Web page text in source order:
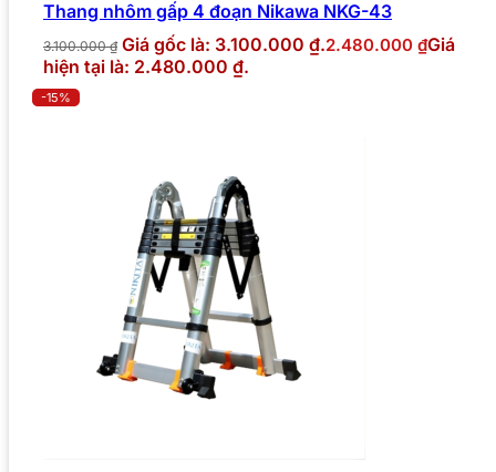
Thang nhôm gấp 4 đoạn Nikawa NKG-43
3.100.000₫ Giá gốc là: 3.100.000 ₫.2.480.000 ₫Giá
hiện tại là: 2.480.000 ₫.
-15%